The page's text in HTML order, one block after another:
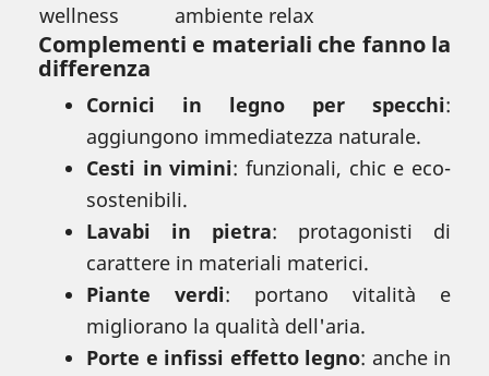
wellness
ambiente relax
Complementi e materiali che fanno la
differenza
Cornici in legno per specchi:
aggiungono immediatezza naturale.
Cesti in vimini: funzionali, chic e eco-
sostenibili.
Lavabi in pietra: protagonisti di
carattere in materiali materici.
Piante verdi: portano vitalità e
migliorano la qualità dell'aria.
Porte e infissi effetto legno: anche in